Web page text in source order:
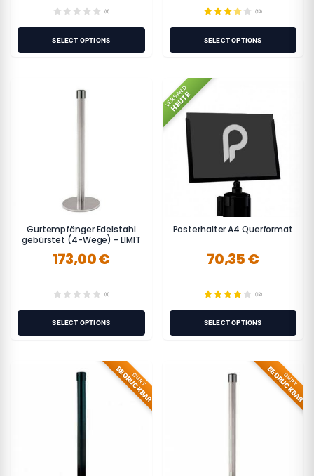
(0)
SELECT OPTIONS
(10)
SELECT OPTIONS
Gurtempfänger Edelstahl
gebürstet (4-Wege) - LIMIT
173,00 €
(0)
SELECT OPTIONS
VERSAND
HEUTE
Posterhalter A4 Querformat
70,35 €
(12)
SELECT OPTIONS
GURT
BEDRUCKBAR GURT
BEDRUCKBAR